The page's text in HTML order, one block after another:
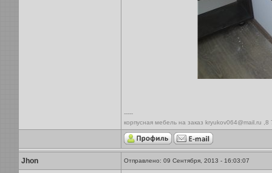
-----
корпусная мебель на заказ kryukov064@mail.ru
Jhon Отправлено: 09 Сентября, 2013 - 16:03:07